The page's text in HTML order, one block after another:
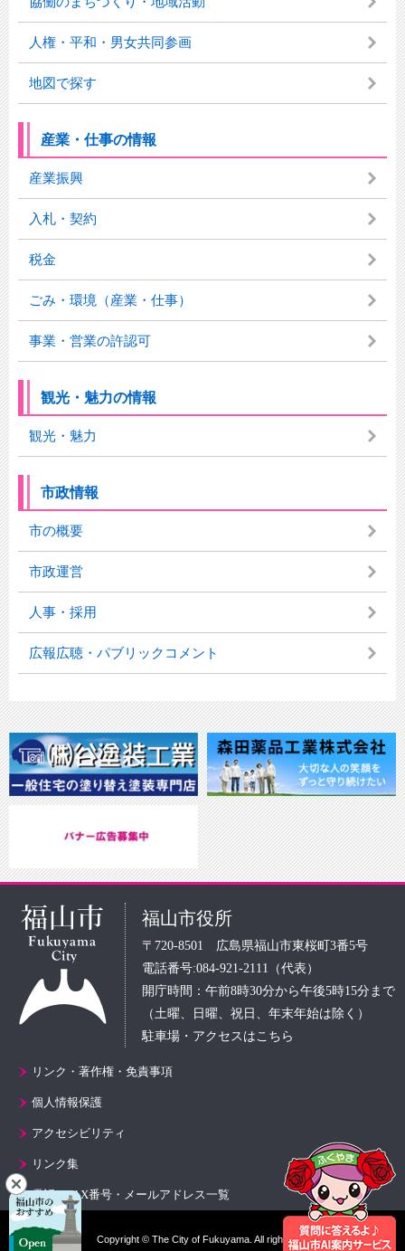
人権・平和・男女共同参画
地図で探す
産業・仕事の情報
産業振興
入札・契約
税金
ごみ・環境（産業・仕事）
事業・営業の許認可
観光・魅力の情報
観光・魅力
市政情報
市の概要
市政運営
人事・採用
広報広聴・パブリックコメント
福山市役所
〒720-8501 広島県福山市東桜町3番5号
電話番号:084-921-2111（代表）
開庁時間：午前8時30分から午後5時15分まで
（土曜、日曜、祝日、年末年始は除く）
駐車場・アクセスはこちら
リンク・著作権・免責事項
個人情報保護
アクセシビリティ
リンク集
電話・FAX番号・メールアドレス一覧
Copyright © The City of Fukuyama. All rights reserved.